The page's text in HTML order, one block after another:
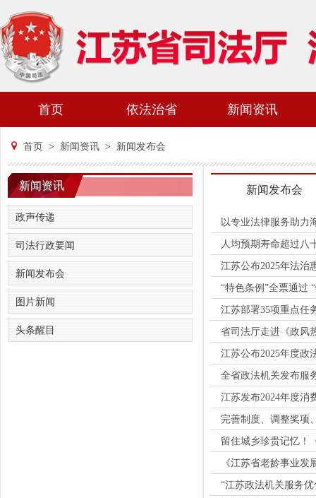
首页 依法治省 新闻资讯
首页 > 新闻资讯 > 新闻发布会
新闻资讯
政声传递
司法行政要闻
新闻发布会
图片新闻
头条醒目
新闻发布会
以专业法律服务助力
人均预期寿命超过八
江苏公布2025年法治
“特色条例”全票通过
江苏部署35项重点任
省司法厅走进《政风
江苏公布2025年度政
全省政法机关发布服
江苏发布2024年度消
完善制度、调整奖项
留住城乡珍贵记忆！
《江苏省老龄事业发
“江苏政法机关服务